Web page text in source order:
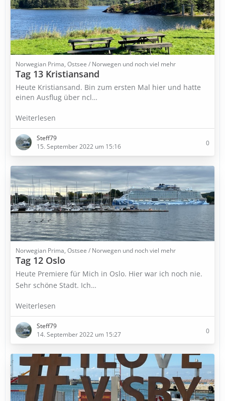
Norwegian Prima, Ostsee / Norwegen und noch viel mehr
Tag 13 Kristiansand
Heute Kristiansand. Bin zum ersten Mal hier und hatte
einen Ausflug über ncl…
Weiterlesen
Steff79
15. September 2022 um 15:16
0
Norwegian Prima, Ostsee / Norwegen und noch viel mehr
Tag 12 Oslo
Heute Premiere für Mich in Oslo. Hier war ich noch nie.
Sehr schöne Stadt. Ich…
Weiterlesen
Steff79
14. September 2022 um 15:27
0